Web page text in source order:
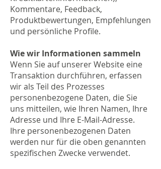
Kommentare, Feedback,
Produktbewertungen, Empfehlungen
und persönliche Profile.
Wie wir Informationen sammeln
Wenn Sie auf unserer Website eine
Transaktion durchführen, erfassen
wir als Teil des Prozesses
personenbezogene Daten, die Sie
uns mitteilen, wie Ihren Namen, Ihre
Adresse und Ihre E-Mail-Adresse.
Ihre personenbezogenen Daten
werden nur für die oben genannten
spezifischen Zwecke verwendet.